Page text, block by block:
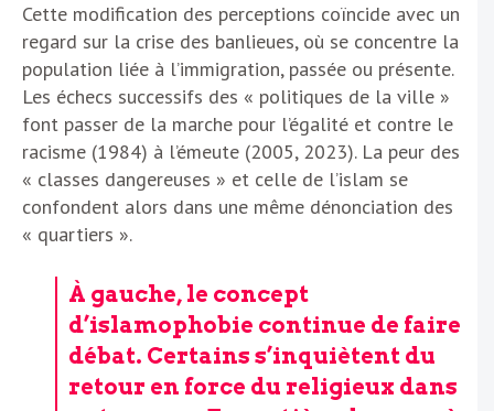
Cette modification des perceptions coïncide avec un
regard sur la crise des banlieues, où se concentre la
population liée à l’immigration, passée ou présente.
Les échecs successifs des « politiques de la ville »
font passer de la marche pour l’égalité et contre le
racisme (1984) à l’émeute (2005, 2023). La peur des
« classes dangereuses » et celle de l’islam se
confondent alors dans une même dénonciation des
« quartiers ».
À gauche, le concept
d’islamophobie continue de faire
débat. Certains s’inquiètent du
retour en force du religieux dans